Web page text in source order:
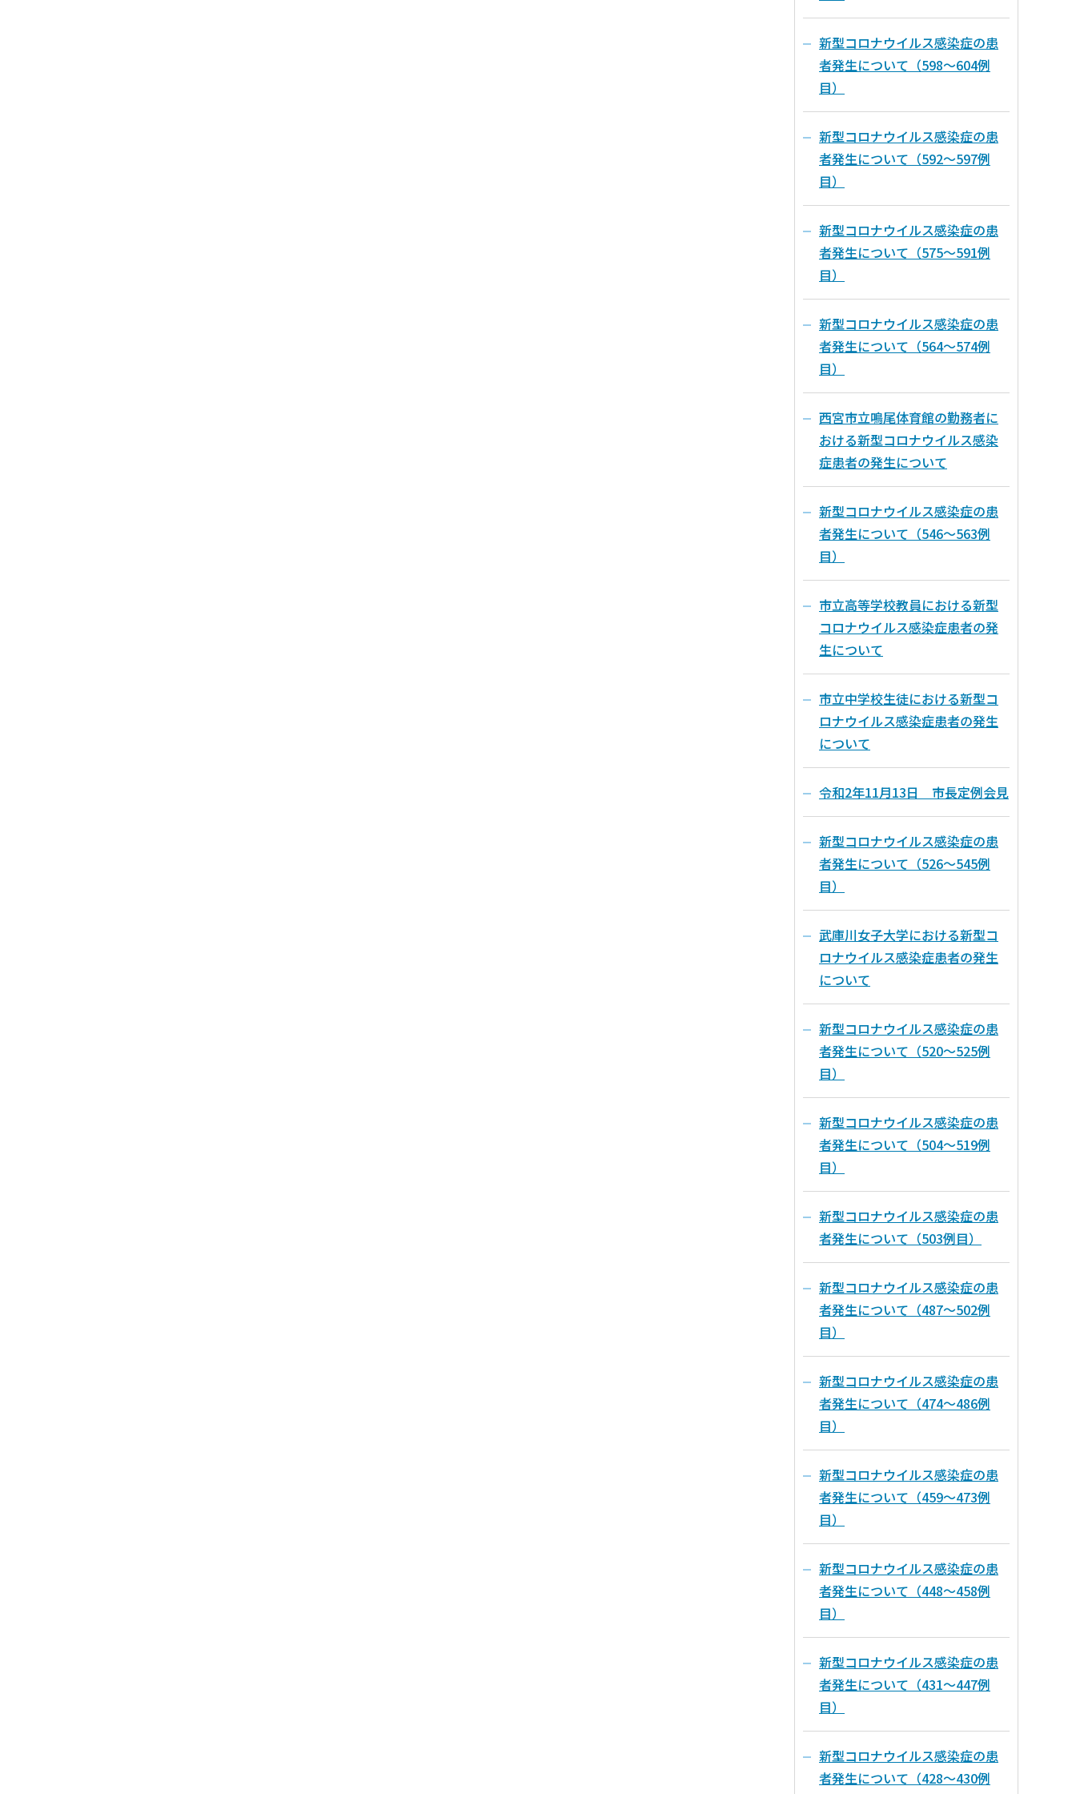
新型コロナウイルス感染症の患
者発生について（598～604例
目）
新型コロナウイルス感染症の患
者発生について（592～597例
目）
新型コロナウイルス感染症の患
者発生について（575～591例
目）
新型コロナウイルス感染症の患
者発生について（564～574例
目）
西宮市立鳴尾体育館の勤務者に
おける新型コロナウイルス感染
症患者の発生について
新型コロナウイルス感染症の患
者発生について（546～563例
目）
市立高等学校教員における新型
コロナウイルス感染症患者の発
生について
市立中学校生徒における新型コ
ロナウイルス感染症患者の発生
について
令和2年11月13日 市長定例会見
新型コロナウイルス感染症の患
者発生について（526～545例
目）
武庫川女子大学における新型コ
ロナウイルス感染症患者の発生
について
新型コロナウイルス感染症の患
者発生について（520～525例
目）
新型コロナウイルス感染症の患
者発生について（504～519例
目）
新型コロナウイルス感染症の患
者発生について（503例目）
新型コロナウイルス感染症の患
者発生について（487～502例
目）
新型コロナウイルス感染症の患
者発生について（474～486例
目）
新型コロナウイルス感染症の患
者発生について（459～473例
目）
新型コロナウイルス感染症の患
者発生について（448～458例
目）
新型コロナウイルス感染症の患
者発生について（431～447例
目）
新型コロナウイルス感染症の患
者発生について（428～430例